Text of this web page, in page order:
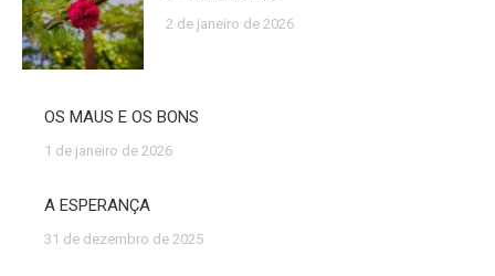
2 de janeiro de 2026
OS MAUS E OS BONS
1 de janeiro de 2026
A ESPERANÇA
31 de dezembro de 2025